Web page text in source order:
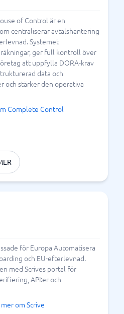
of Control är en
centraliserar avtalshantering
Systemet
ger full kontroll över
att uppfylla DORA-krav
data och
och stärker den operativa
Complete Control
för Europa Automatisera
och EU-efterlevnad.
med Scrives portal för
API:er och
om Scrive